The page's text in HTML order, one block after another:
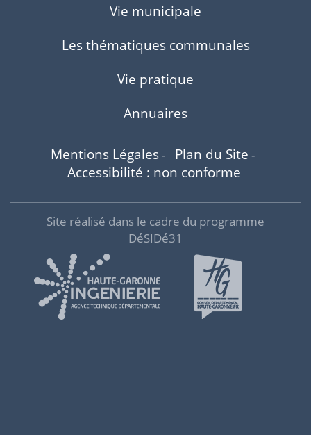
Vie municipale
Les thématiques communales
Vie pratique
Annuaires
Mentions Légales- Plan du Site -
Accessibilité : non conforme
Site réalisé dans le cadre du programme
DéSIDé31